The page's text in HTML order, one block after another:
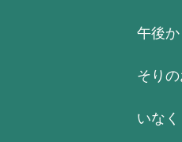
午後
そり
いなく